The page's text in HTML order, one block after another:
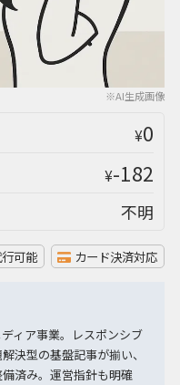
※AI生成画像
¥0
¥-182
不明
可能 カード決済対応
ィア事業。レスポンシブ
決型の基盤記事が揃い、
済み。運営指針も明確